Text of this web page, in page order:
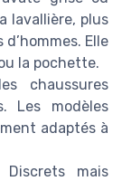
lavallière, plus
Elle
la pochette.
chaussures
Les modèles
adaptés à
mais